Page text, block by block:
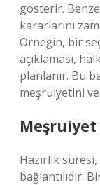
gösterir.
kararlarını
Örneğin, bir
açıklaması,
planlanır. Bu
meşruiyetini
Meşruiyet
Hazırlık
bağlantılıdır.